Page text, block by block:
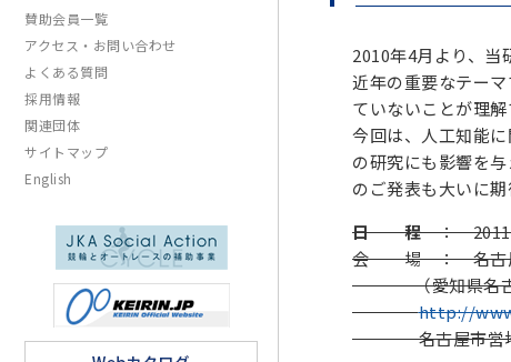
賛助会員一覧
アクセス・お問い合わせ
よくある質問
採用情報
関連団体
サイトマップ
English
2010年4月より、当
近年の重要なテー
ていないことが理解
今回は、人工知能
の研究にも影響を
のご発表も大いに
日 程： 2011
会 場： 名古屋
（愛知県名古屋
http://
名古屋市営地下